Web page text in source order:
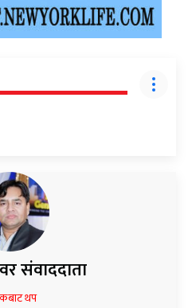
संवाददाता
थप